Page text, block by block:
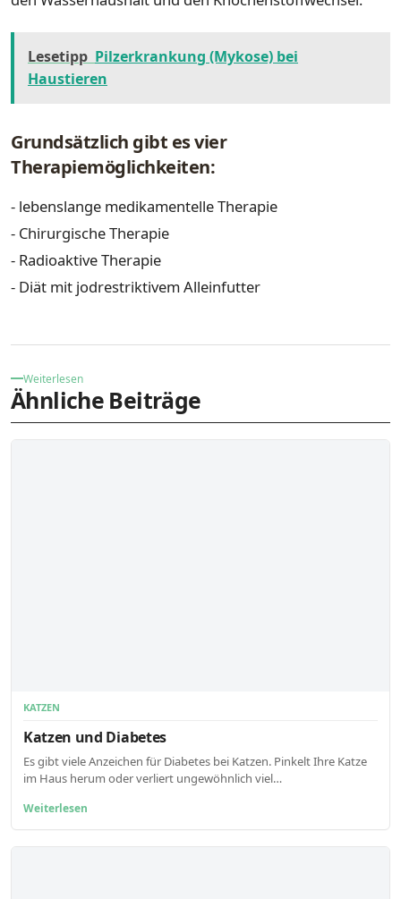
Lesetipp Pilzerkrankung (Mykose) bei
Haustieren
Grundsätzlich gibt es vier
Therapiemöglichkeiten:
⁃ lebenslange medikamentelle Therapie
⁃ Chirurgische Therapie
⁃ Radioaktive Therapie
⁃ Diät mit jodrestriktivem Alleinfutter
Weiterlesen
Ähnliche Beiträge
KATZEN
Katzen und Diabetes
Es gibt viele Anzeichen für Diabetes bei Katzen. Pinkelt Ihre Katze
im Haus herum oder verliert ungewöhnlich viel…
Weiterlesen